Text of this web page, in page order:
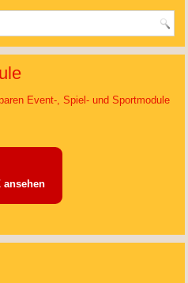
Event-, Spiel- und Sportmodule
ansehen